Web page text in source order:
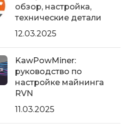
обзор, настройка,
технические детали
12.03.2025
KawPowMiner:
руководство по
настройке майнинга
RVN
11.03.2025